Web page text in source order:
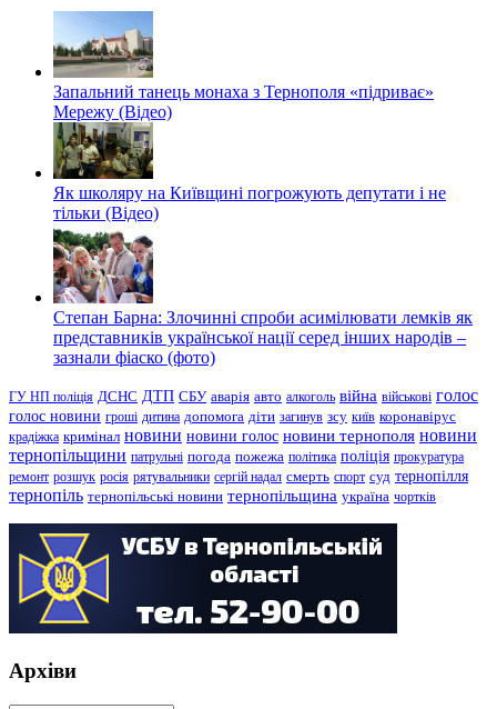
Запальний танець монаха з Тернополя «підриває»
Мережу (Відео)
Як школяру на Київщині погрожують депутати і не
тільки (Відео)
Степан Барна: Злочинні спроби асимілювати лемків як
представників української нації серед інших народів –
зазнали фіаско (фото)
ГУ НП поліція ДСНС ДТП СБУ аварія авто алкоголь війна військові голос
голос новини гроші дитина допомога діти загинув зсу київ коронавірус
крадіжка кримінал новини новини голос новини тернополя новини
тернопільщини патрульні погода пожежа політика поліція прокуратура
ремонт розшук росія рятувальники сергій надал смерть спорт суд тернопілля
тернопіль тернопільські новини тернопільщина україна чортків
Архіви